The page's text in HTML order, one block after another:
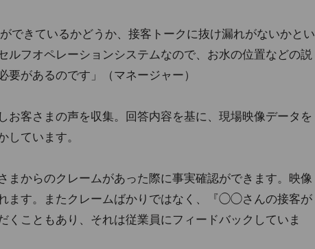
ができているかどうか、接客トークに抜け漏れがないかとい
ルフオペレーションシステムなので、お水の位置などの説
があるのです」（マネージャー）
お客さまの声を収集。回答内容を基に、現場映像データを
しています。
まからのクレームがあった際に事実確認ができます。映像
ます。またクレームばかりではなく、『◯◯さんの接客が
くこともあり、それは従業員にフィードバックしていま